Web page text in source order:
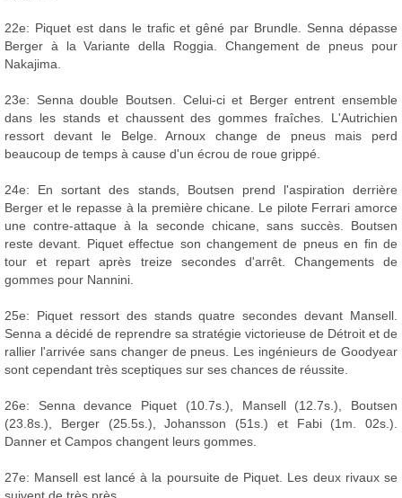
22e: Piquet est dans le trafic et gêné par Brundle. Senna dépasse
Berger à la Variante della Roggia. Changement de pneus pour
Nakajima.
23e: Senna double Boutsen. Celui-ci et Berger entrent ensemble
dans les stands et chaussent des gommes fraîches. L'Autrichien
ressort devant le Belge. Arnoux change de pneus mais perd
beaucoup de temps à cause d'un écrou de roue grippé.
24e: En sortant des stands, Boutsen prend l'aspiration derrière
Berger et le repasse à la première chicane. Le pilote Ferrari amorce
une contre-attaque à la seconde chicane, sans succès. Boutsen
reste devant. Piquet effectue son changement de pneus en fin de
tour et repart après treize secondes d'arrêt. Changements de
gommes pour Nannini.
25e: Piquet ressort des stands quatre secondes devant Mansell.
Senna a décidé de reprendre sa stratégie victorieuse de Détroit et de
rallier l'arrivée sans changer de pneus. Les ingénieurs de Goodyear
sont cependant très sceptiques sur ses chances de réussite.
26e: Senna devance Piquet (10.7s.), Mansell (12.7s.), Boutsen
(23.8s.), Berger (25.5s.), Johansson (51s.) et Fabi (1m. 02s.).
Danner et Campos changent leurs gommes.
27e: Mansell est lancé à la poursuite de Piquet. Les deux rivaux se